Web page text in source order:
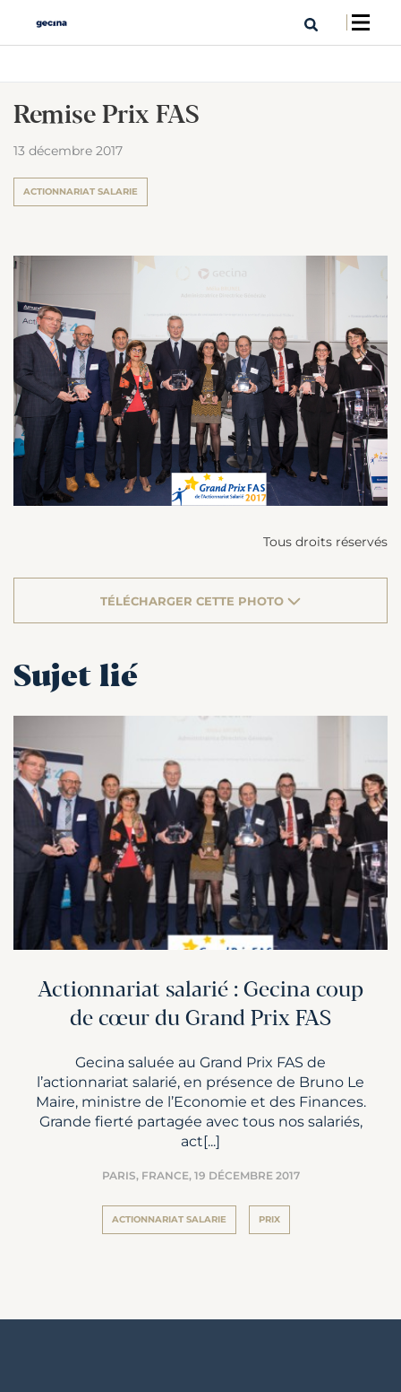
Remise Prix FAS
13 décembre 2017
ACTIONNARIAT SALARIE
Tous droits réservés
TÉLÉCHARGER CETTE PHOTO
Sujet lié
Actionnariat salarié : Gecina coup
de cœur du Grand Prix FAS
Gecina saluée au Grand Prix FAS de
l’actionnariat salarié, en présence de Bruno Le
Maire, ministre de l’Economie et des Finances.
Grande fierté partagée avec tous nos salariés,
act[...]
PARIS, FRANCE, 19 DÉCEMBRE 2017
ACTIONNARIAT SALARIE PRIX